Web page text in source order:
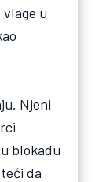
u
Njeni
blokadu
da